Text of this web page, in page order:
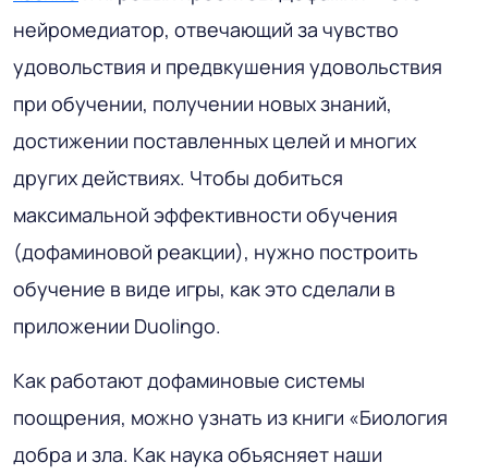
нейромедиатор, отвечающий за чувство
удовольствия и предвкушения удовольствия
при обучении, получении новых знаний,
достижении поставленных целей и многих
других действиях. Чтобы добиться
максимальной эффективности обучения
(дофаминовой реакции), нужно построить
обучение в виде игры, как это сделали в
приложении Duolingo.
Как работают дофаминовые системы
поощрения, можно узнать из книги «Биология
добра и зла. Как наука объясняет наши